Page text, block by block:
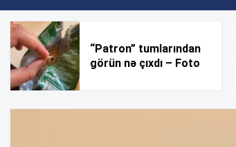
MƏDƏNIYYƏT
“Patron” tumlarından
görün nə çıxdı – Foto